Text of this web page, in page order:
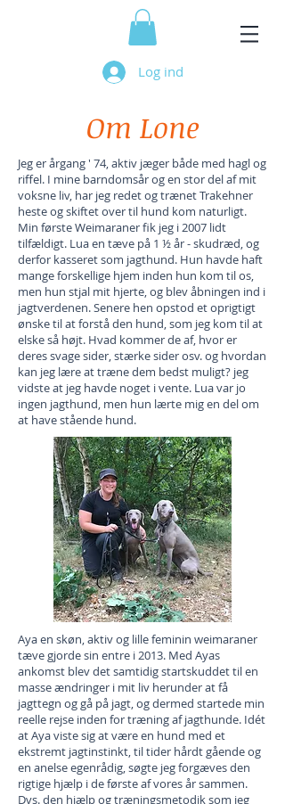
Log ind
Om Lone
Jeg er årgang ' 74, aktiv jæger både med hagl og
riffel. I mine barndomsår og en stor del af mit
voksne liv, har jeg redet og trænet Trakehner
heste og skiftet over til hund kom naturligt.
Min første Weimaraner fik jeg i 2007 lidt
tilfældigt. Lua en tæve på 1 ½ år - skudræd, og
derfor kasseret som jagthund. Hun havde haft
mange forskellige hjem inden hun kom til os,
men hun stjal mit hjerte, og blev åbningen ind i
jagtverdenen. Senere hen opstod et oprigtigt
ønske til at forstå den hund, som jeg kom til at
elske så højt. Hvad kommer de af, hvor er
deres svage sider, stærke sider osv. og hvordan
kan jeg lære at træne dem bedst muligt? jeg
vidste at jeg havde noget i vente. Lua var jo
ingen jagthund, men hun lærte mig en del om
at have stående hund.
Aya en skøn, aktiv og lille feminin weimaraner
tæve gjorde sin entre i 2013. Med Ayas
ankomst blev det samtidig startskuddet til en
masse ændringer i mit liv herunder at få
jagttegn og gå på jagt, og dermed startede min
reelle rejse inden for træning af jagthunde. Idét
at Aya viste sig at være en hund med et
ekstremt jagtinstinkt, til tider hårdt gående og
en anelse egenrådig, søgte jeg forgæves den
rigtige hjælp i de første af vores år sammen.
Dvs. den hjælp og træningsmetodik som jeg